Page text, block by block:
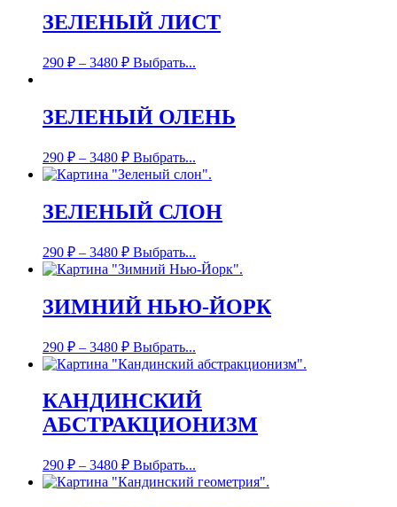
ЗЕЛЕНЫЙ ЛИСТ
290 ₽ – 3480 ₽ Выбрать...
ЗЕЛЕНЫЙ ОЛЕНЬ
290 ₽ – 3480 ₽ Выбрать...
ЗЕЛЕНЫЙ СЛОН
290 ₽ – 3480 ₽ Выбрать...
ЗИМНИЙ НЬЮ-ЙОРК
290 ₽ – 3480 ₽ Выбрать...
КАНДИНСКИЙ
АБСТРАКЦИОНИЗМ
290 ₽ – 3480 ₽ Выбрать...